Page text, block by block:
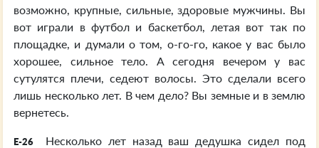
возможно, крупные, сильные, здоровые мужчины. Вы
вот играли в футбол и баскетбол, летая вот так по
площадке, и думали о том, о-го-го, какое у вас было
хорошее, сильное тело. А сегодня вечером у вас
сутулятся плечи, седеют волосы. Это сделали всего
лишь несколько лет. В чем дело? Вы земные и в землю
вернетесь.
E-26
Несколько лет назад ваш дедушка сидел под